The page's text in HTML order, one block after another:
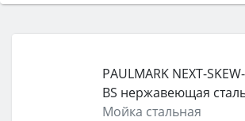
Сначала определитесь с типом
затем смотрите на объём 50–70 л
функции (конвекция, гриль,
защита от детей).
PAULMARK NEXT-
BS нержавеющая
Мойка стальная